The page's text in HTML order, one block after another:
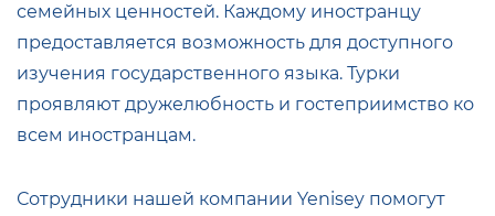
семейных ценностей. Каждому иностранцу
предоставляется возможность для доступного
изучения государственного языка. Турки
проявляют дружелюбность и гостеприимство ко
всем иностранцам.
Сотрудники нашей компании Yenisey помогут